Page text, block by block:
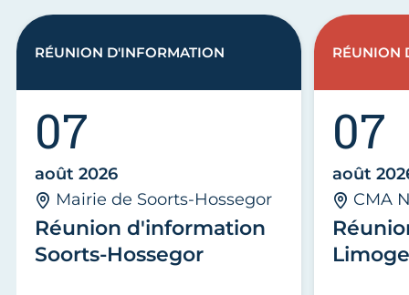
Réunion d'information
Soorts-Hossegor
07
août 2026
Mairie de Soorts-Hossegor
RÉUNION D'INFORMATION
07
août
CMA
RÉUNION